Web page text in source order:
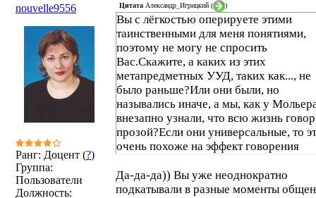
nouvelle9556
Ранг: Доцент (?)
Группа:
Пользователи
Должность:
Цитата Александр_Игрицкий ( )
Вы с лёгкостью оперируете этими
таинственными для меня понятиями,
поэтому не могу не спросить
Вас.Скажите, а каких из этих
метапредметных УУД, таких как..., не
было раньше?Или они были, но
назывались иначе, а мы, как у
внезапно узнали, что всю жизнь
прозой?Если они универсальные, то
очень похоже на эффект говорения
Да-да-да)) Вы уже неоднократно
подкатывали в разные моменты